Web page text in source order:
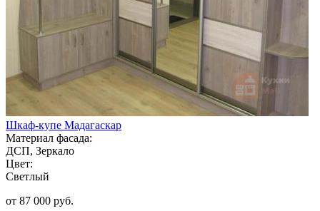
Шкаф-купе Мадагаскар
Материал фасада:
ДСП, Зеркало
Цвет:
Светлый
от 87 000 руб.